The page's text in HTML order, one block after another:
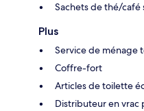
Sachets de thé/
Plus
Service de ménage
Coffre-fort
Articles de toilette
Distributeur en vrac